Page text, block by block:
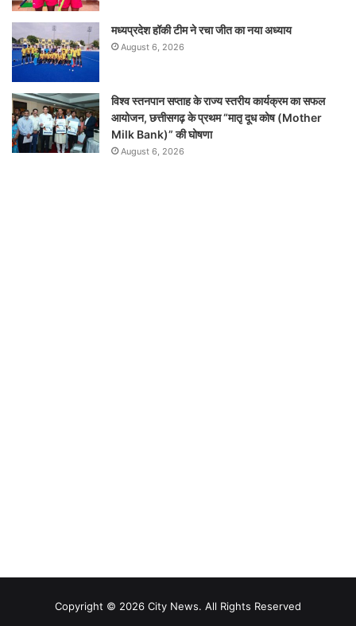
मध्यप्रदेश हॉकी टीम ने रचा जीत का नया अध्याय
August 6, 2026
विश्व स्तनपान सप्ताह के राज्य स्तरीय कार्यक्रम का सफल
आयोजन, छत्तीसगढ़ के प्रथम “मातृ दूध कोष (Mother
Milk Bank)” की घोषणा
August 6, 2026
Copyright © 2026 City News. All Rights Reserved